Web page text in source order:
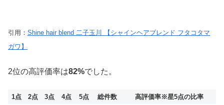
引用： Shine hair blend 二子玉川 【シャインヘアブレンド フタコタマ
ガワ】
2位の高評価率は82%でした。
1点 2点 3点 4点 5点 総件数 高評価率※星5点の比率